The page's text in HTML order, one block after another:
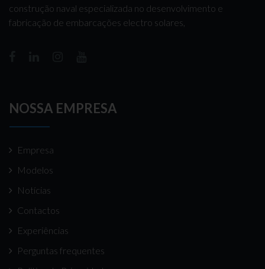
construção naval especializada no desenvolvimento e
fabricação de embarcações electro solares,
NOSSA EMPRESA
Empresa
Modelos
Notícias
Contactos
Experiências
Perguntas frequentes